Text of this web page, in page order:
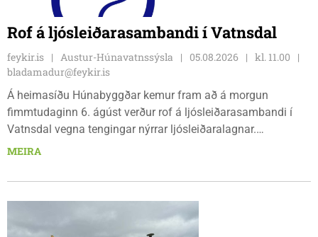
Rof á ljósleiðarasambandi í Vatnsdal
feykir.is Austur-Húnavatnssýsla 05.08.2026
kl. 11.00
bladamadur@feykir.is
Á heimasíðu Húnabyggðar kemur fram að á morgun
fimmtudaginn 6. ágúst verður rof á ljósleiðarasambandi í
Vatnsdal vegna tengingar nýrrar ljósleiðaralagnar.
Ljósleiðarasambandið verður rofið á morgun fimmtudag
MEIRA